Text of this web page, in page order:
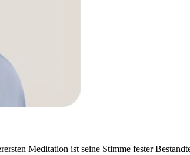
Meditation ist seine Stimme fester